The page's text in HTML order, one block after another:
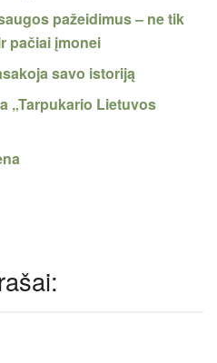
pažeidimus – ne tik
pačiai įmonei
savo istoriją
„Tarpukario Lietuvos